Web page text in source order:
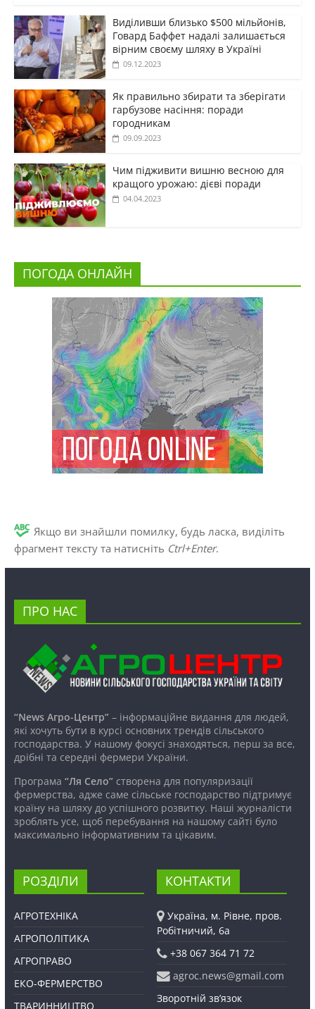
Виділивши близько $500 мільйонів,
Говард Баффет надалі залишається
вірним своєму шляху в Україні
09.12.2023
Як правильно збирати та зберігати
гарбузове насіння: поради
городникам
09.09.2023
Чим підживити вишню весною для
кращого урожаю: дієві поради
04.04.2023
ПОГОДА ОНЛАЙН
Якщо ви знайшли помилку, будь ласка, виділіть
фрагмент тексту та натисніть Ctrl+Enter.
ПРО НАС
“News Агро-Центр”– інформаційне видання для людей,
які хочуть бути в курсі основних трендів сільського
господарства. У нашому фокусі знаходяться, перш за все,
дрібні та середні фермери України.
Програма “Ля Село”створена для популяризації
фермерства, адже саме сільське господарство підтримує
країну на шляху до успішного розвитку. Наші журналісти
зроблять усе, щоб перебування на нашому сайті було
максимально інформативним та цікавим.
РОЗДІЛИ
АГРОТЕХНІКА
АГРОПОЛІТИКА
АГРОПРАВО
ЕКО-ФЕРМЕРСТВО
ТВАРИННИЦТВО
КОНТАКТИ
Україна, м. Рівне, пров.
Робітничий, 6а
+38 067 364 71 72
agroc.news@gmail.com
Зворотній зв’язок